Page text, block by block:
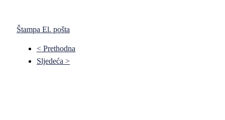
Štampa El. pošta
< Prethodna
Sljedeća >